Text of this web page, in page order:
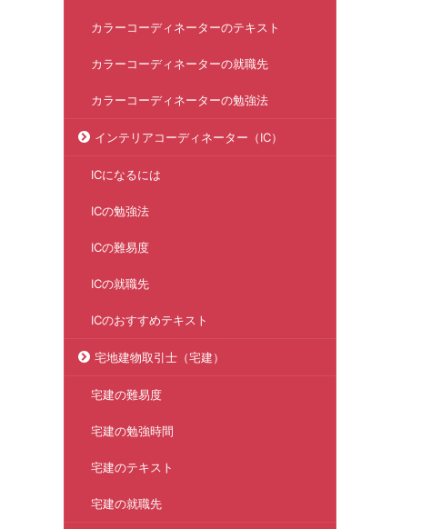
カラーコーディネーターのテキスト
カラーコーディネーターの就職先
カラーコーディネーターの勉強法
インテリアコーディネーター（IC）
ICになるには
ICの勉強法
ICの難易度
ICの就職先
ICのおすすめテキスト
宅地建物取引士（宅建）
宅建の難易度
宅建の勉強時間
宅建のテキスト
宅建の就職先